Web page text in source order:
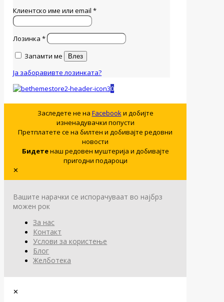
Клиентско име или email*
Лозинка*
Запамти ме
Влез
Ја заборавивте лозинката?
0
Заследете не на Facebookи добијте
изненадувачки попусти
Претплатете се на билтен и добивајте редовни
новости
Бидетенаш редовен муштерија и добивајте
пригодни подароци
✕
Вашите нарачки се испорачуваат во најбрз
можен рок
За нас
Контакт
Услови за користење
Блог
Желботека
✕